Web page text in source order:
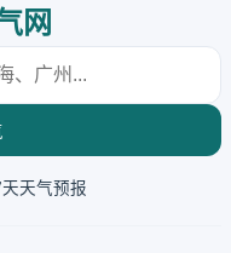
网
天气预报